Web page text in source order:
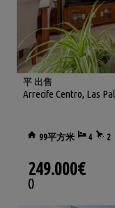
Arrecife Centro, Las
平 出售
99平方米 4 2
249.000€
()